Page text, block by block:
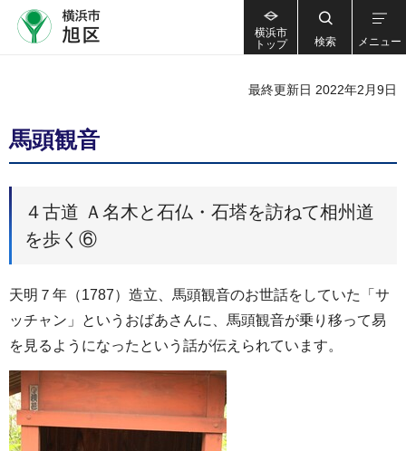
横浜市
トップ
検索 メニュー
最終更新日 2022年2月9日
馬頭観音
４古道 Ａ名木と石仏・石塔を訪ねて相州道
を歩く⑥
天明７年（1787）造立、馬頭観音のお世話をしていた「サ
ッチャン」というおばあさんに、馬頭観音が乗り移って易
を見るようになったという話が伝えられています。